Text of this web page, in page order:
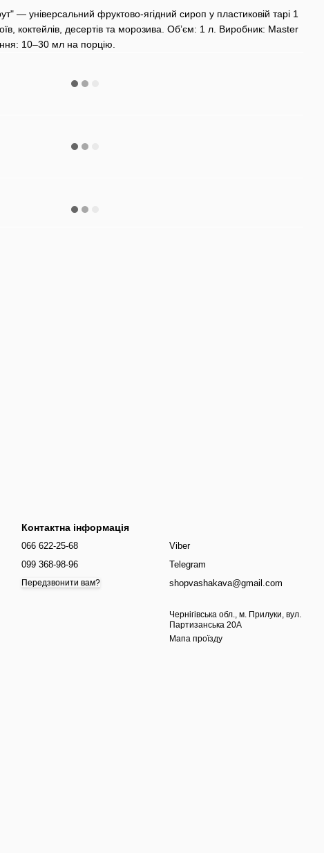
— універсальний фруктово-ягідний сироп у пластиковій тарі 1
коктейлів, десертів та морозива. Обʼєм: 1 л. Виробник: Master
10–30 мл на порцію.
Контактна інформація
066 622-25-68
099 368-98-96
Передзвонити вам?
Viber
Telegram
shopvashakava@gmail.com
Чернігівська обл., м. Прилуки, вул.
Партизанська 20А
Мапа проїзду